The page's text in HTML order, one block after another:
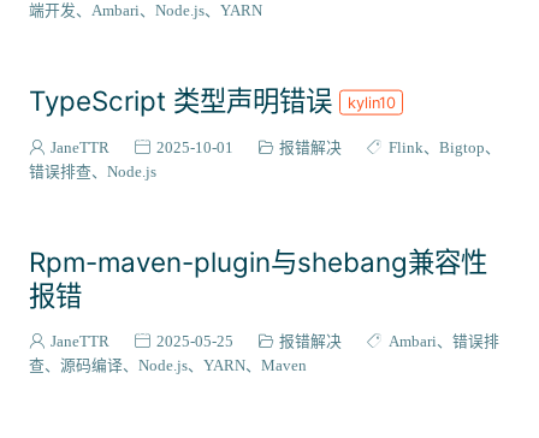
端开发
Ambari Node.js YARN
TypeScript 类型声明错误 kylin10
JaneTTR 2025-10-01 报错解决 Flink
Bigtop
错误排查
Node.js
Rpm-maven-plugin与shebang兼容性
报错
JaneTTR 2025-05-25 报错解决 Ambari
错误排
查
源码编译 Node.js YARN Maven